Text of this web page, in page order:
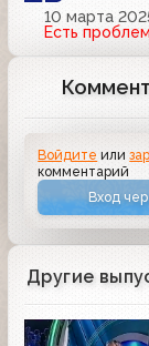
10 марта
Есть
Войдите или
комментарий
Вход
Другие